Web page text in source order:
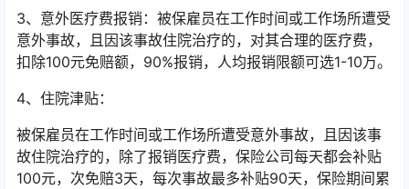
3、意外医疗费报销：被保雇员在工作时间或工作场所遭受
意外事故，且因该事故住院治疗的，对其合理的医疗费，
扣除100元免赔额，90%报销，人均报销限额可选1-10万。
4、住院津贴：
被保雇员在工作时间或工作场所遭受意外事故，且因该事
故住院治疗的，除了报销医疗费，保险公司每天都会补贴
100元，次免赔3天，每次事故最多补贴90天，保险期间累